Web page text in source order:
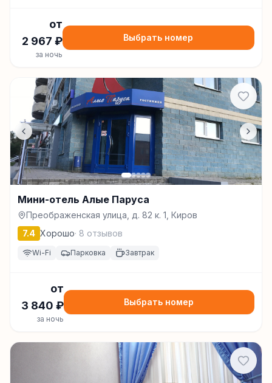
от
2 967 ₽
за ночь
Выбрать номер
Мини-отель Алые Паруса
Преображенская улица, д. 82 к. 1, Киров
7.4 Хорошо· 8 отзывов
Wi-Fi Парковка Завтрак
от
3 840 ₽
за ночь
Выбрать номер